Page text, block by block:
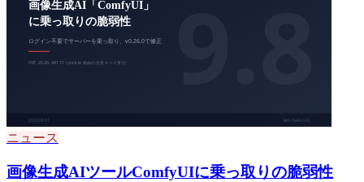
ニュース
画像生成AIツールComfyUIに乗っ取りの脆弱性